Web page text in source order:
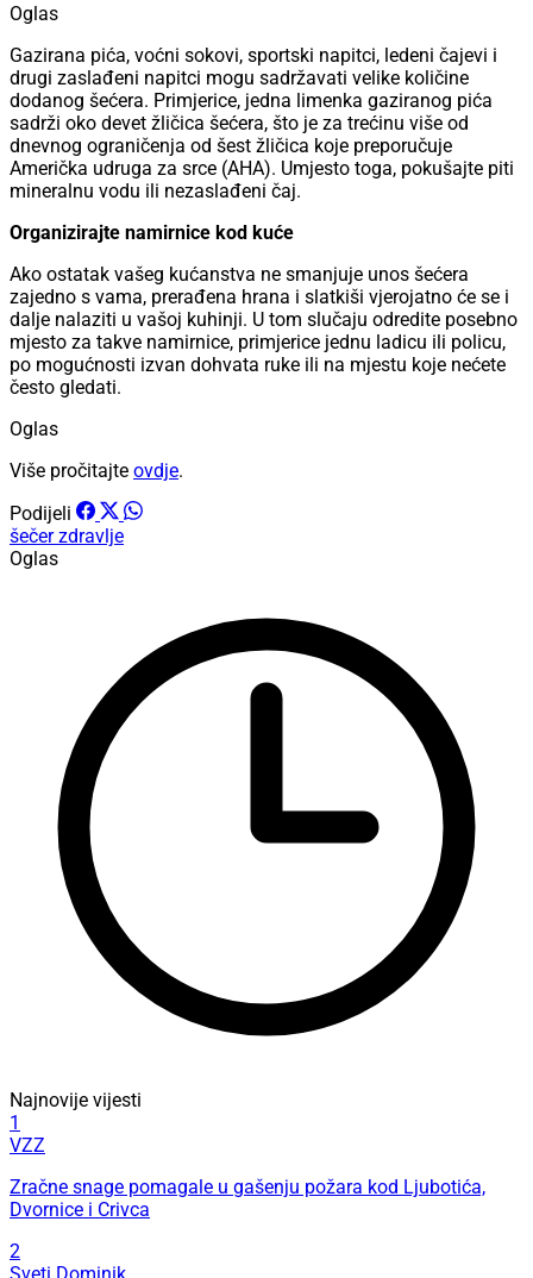
Oglas
Gazirana pića, voćni sokovi, sportski napitci, ledeni čajevi i
drugi zaslađeni napitci mogu sadržavati velike količine
dodanog šećera. Primjerice, jedna limenka gaziranog pića
sadrži oko devet žličica šećera, što je za trećinu više od
dnevnog ograničenja od šest žličica koje preporučuje
Američka udruga za srce (AHA). Umjesto toga, pokušajte piti
mineralnu vodu ili nezaslađeni čaj.
Organizirajte namirnice kod kuće
Ako ostatak vašeg kućanstva ne smanjuje unos šećera
zajedno s vama, prerađena hrana i slatkiši vjerojatno će se i
dalje nalaziti u vašoj kuhinji. U tom slučaju odredite posebno
mjesto za takve namirnice, primjerice jednu ladicu ili policu,
po mogućnosti izvan dohvata ruke ili na mjestu koje nećete
često gledati.
Oglas
Više pročitajte ovdje.
Podijeli
šečerzdravlje
Oglas
Najnovije vijesti
1
VZZ
Zračne snage pomagale u gašenju požara kod Ljubotića,
Dvornice i Crivca
2